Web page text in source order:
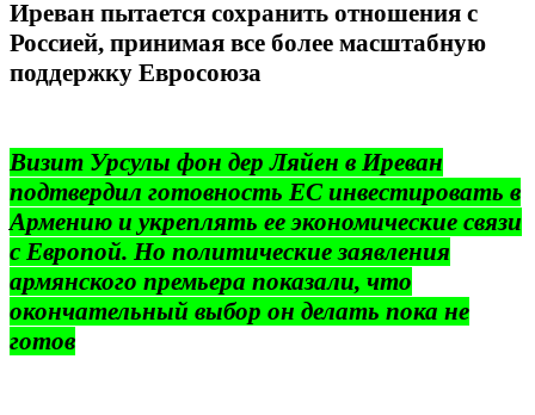
Иреван пытается сохранить отношения с
Россией, принимая все более масштабную
поддержку Евросоюза
Визит Урсулы фон дер Ляйен в Иреван
подтвердил готовность ЕС инвестировать в
Армению и укреплять ее экономические связи
с Европой. Но политические заявления
армянского премьера показали, что
окончательный выбор он делать пока не
готов